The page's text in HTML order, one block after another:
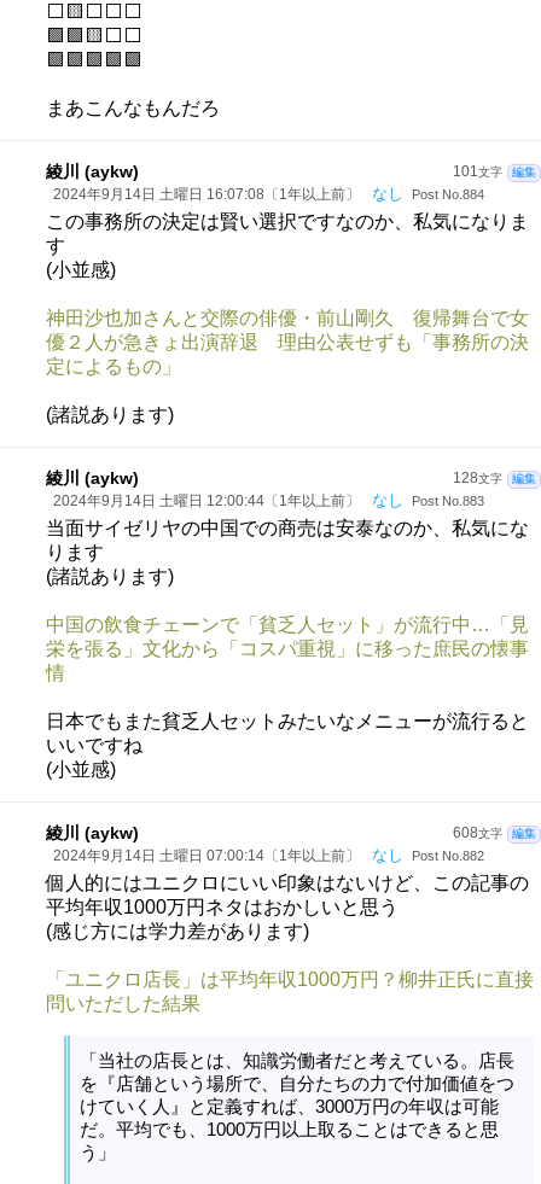
⬜🟨⬜⬜⬜
🟩🟩🟨⬜⬜
🟩🟩🟩🟩🟩
まあこんなもんだろ
101 文字 編集
綾川 (aykw)
2024年9月14日 土曜日 16:07:08〔1年以上前〕 なし Post No.884
この事務所の決定は賢い選択ですなのか、私気になりま
す
(小並感)
神田沙也加さんと交際の俳優・前山剛久 復帰舞台で女
優２人が急きょ出演辞退 理由公表せずも「事務所の決
定によるもの」
(諸説あります)
128文字 編集
綾川 (aykw)
2024年9月14日 土曜日 12:00:44〔1年以上前〕 なし Post No.883
当面サイゼリヤの中国での商売は安泰なのか、私気にな
ります
(諸説あります)
中国の飲食チェーンで「貧乏人セット」が流行中…「見
栄を張る」文化から「コスパ重視」に移った庶民の懐事
情
日本でもまた貧乏人セットみたいなメニューが流行ると
いいですね
(小並感)
608文字 編集
綾川 (aykw)
2024年9月14日 土曜日 07:00:14〔1年以上前〕 なし Post No.882
個人的にはユニクロにいい印象はないけど、この記事の
平均年収1000万円ネタはおかしいと思う
(感じ方には学力差があります)
「ユニクロ店長」は平均年収1000万円？柳井正氏に直接
問いただした結果
「当社の店長とは、知識労働者だと考えている。店長
を『店舗という場所で、自分たちの力で付加価値をつ
けていく人』と定義すれば、3000万円の年収は可能
だ。平均でも、1000万円以上取ることはできると思
う」